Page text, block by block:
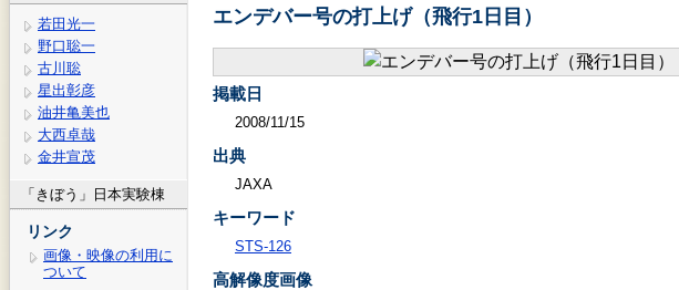
若田光一
野口聡一
古川聡
星出彰彦
油井亀美也
大西卓哉
金井宣茂
「きぼう」日本実験棟
リンク
画像・映像の利用に
ついて
エンデバー号の打上げ（飛行1日目）
掲載日
2008/11/15
出典
JAXA
キーワード
STS-126
高解像度画像